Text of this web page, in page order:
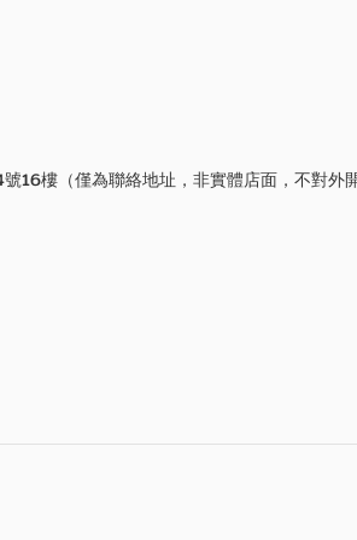
16樓（僅為聯絡地址，非實體店面，不對外開